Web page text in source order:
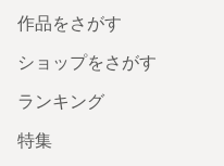
作品をさがす
ショップをさがす
ランキング
特集